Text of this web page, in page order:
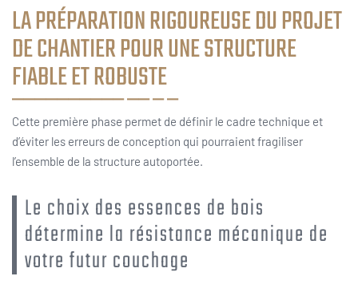
LA PRÉPARATION RIGOUREUSE DU PROJET
DE CHANTIER POUR UNE STRUCTURE
FIABLE ET ROBUSTE
Cette première phase permet de définir le cadre technique et
d’éviter les erreurs de conception qui pourraient fragiliser
l’ensemble de la structure autoportée.
Le choix des essences de bois
détermine la résistance mécanique de
votre futur couchage